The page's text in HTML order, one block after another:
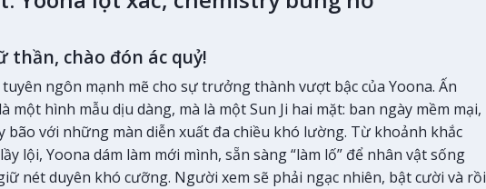
thần, chào đón ác quỷ!
tuyên ngôn mạnh mẽ cho sự trưởng thành vượt bậc của Yoona. Ấn
một hình mẫu dịu dàng, mà là một Sun Ji hai mặt: ban ngày mềm mại,
bão với những màn diễn xuất đa chiều khó lường. Từ khoảnh khắc
lội, Yoona dám làm mới mình, sẵn sàng “làm lố” để nhân vật sống
nét duyên khó cưỡng. Người xem sẽ phải ngạc nhiên, bật cười và rồi